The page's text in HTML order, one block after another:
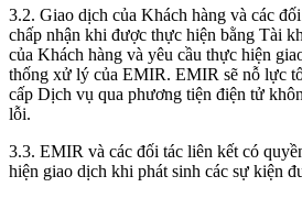
3.2. Giao dịch của Khách hàng và các
chấp nhận khi được thực hiện bằng Tài
của Khách hàng và yêu cầu thực hiện
thống xử lý của EMIR. EMIR sẽ nỗ lực
cấp Dịch vụ qua phương tiện điện tử
lỗi.
3.3. EMIR và các đối tác liên kết có
hiện giao dịch khi phát sinh các sự kiện